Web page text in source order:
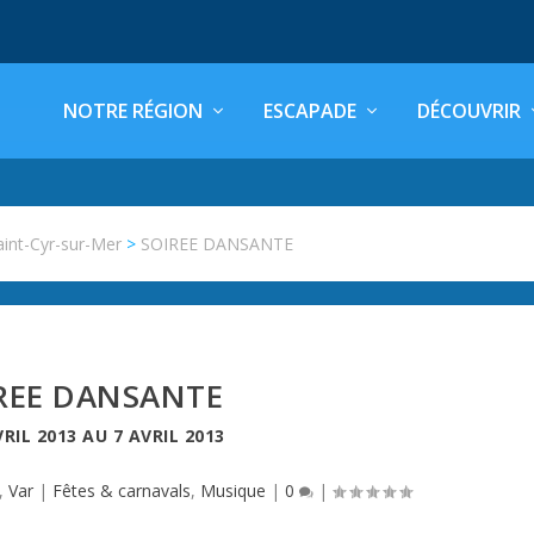
NOTRE RÉGION ESCAPADE DÉCOUVRIR
Cyr-sur-Mer > SOIREE DANSANTE
DANSANTE
2013 AU 7 AVRIL 2013
Var| Fêtes & carnavals, Musique | 0 |